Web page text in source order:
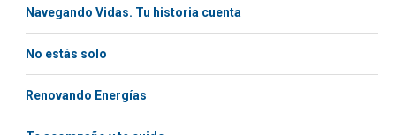
Navegando Vidas. Tu historia cuenta
No estás solo
Renovando Energías